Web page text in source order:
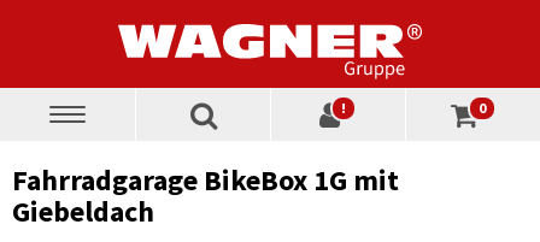
Toggle
! 0
Fahrradgarage BikeBox 1G mit
Giebeldach